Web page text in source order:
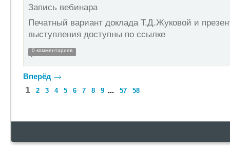
Запись вебинара
Печатный вариант доклада Т.Д.Жуковой и
выступления доступны по ссылке
0 комментариев
Вперёд
1 2 3 4 5 6 7 8 9 ... 57 58